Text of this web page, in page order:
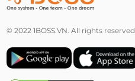
© 2022 1BOSS.VN. All rights reserved